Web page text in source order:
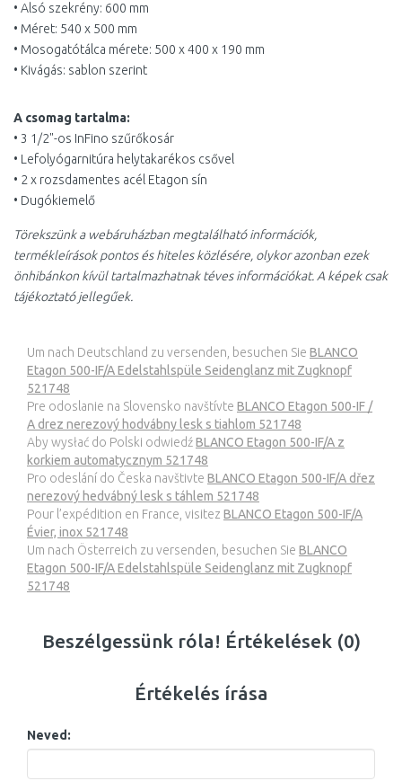
• Alsó szekrény: 600 mm
• Méret: 540 x 500 mm
• Mosogatótálca mérete: 500 x 400 x 190 mm
• Kivágás: sablon szerint
A csomag tartalma:
• 3 1/2"-os InFino szűrőkosár
• Lefolyógarnitúra helytakarékos csővel
• 2 x rozsdamentes acél Etagon sín
• Dugókiemelő
Törekszünk a webáruházban megtalálható információk,
termékleírások pontos és hiteles közlésére, olykor azonban ezek
önhibánkon kívül tartalmazhatnak téves információkat. A képek csak
tájékoztató jellegűek.
Um nach Deutschland zu versenden, besuchen Sie BLANCO
Etagon 500-IF/A Edelstahlspüle Seidenglanz mit Zugknopf
521748
Pre odoslanie na Slovensko navštívte BLANCO Etagon 500-IF /
A drez nerezový hodvábny lesk s tiahlom 521748
Aby wysłać do Polski odwiedźBLANCO Etagon 500-IF/A z
korkiem automatycznym 521748
Pro odeslání do Česka navštivte BLANCO Etagon 500-IF/A dřez
nerezový hedvábný lesk s táhlem 521748
Pour l’expédition en France, visitez BLANCO Etagon 500-IF/A
Évier, inox 521748
Um nach Österreich zu versenden, besuchen Sie BLANCO
Etagon 500-IF/A Edelstahlspüle Seidenglanz mit Zugknopf
521748
Beszélgessünk róla! Értékelések (0)
Értékelés írása
Neved: